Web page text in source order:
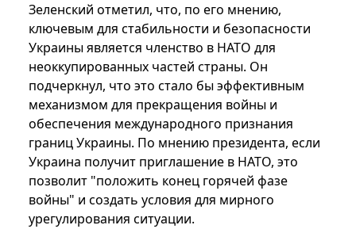
Зеленский отметил, что, по его мнению,
ключевым для стабильности и безопасности
Украины является членство в НАТО для
неоккупированных частей страны. Он
подчеркнул, что это стало бы эффективным
механизмом для прекращения войны и
обеспечения международного признания
границ Украины. По мнению президента, если
Украина получит приглашение в НАТО, это
позволит "положить конец горячей фазе
войны" и создать условия для мирного
урегулирования ситуации.